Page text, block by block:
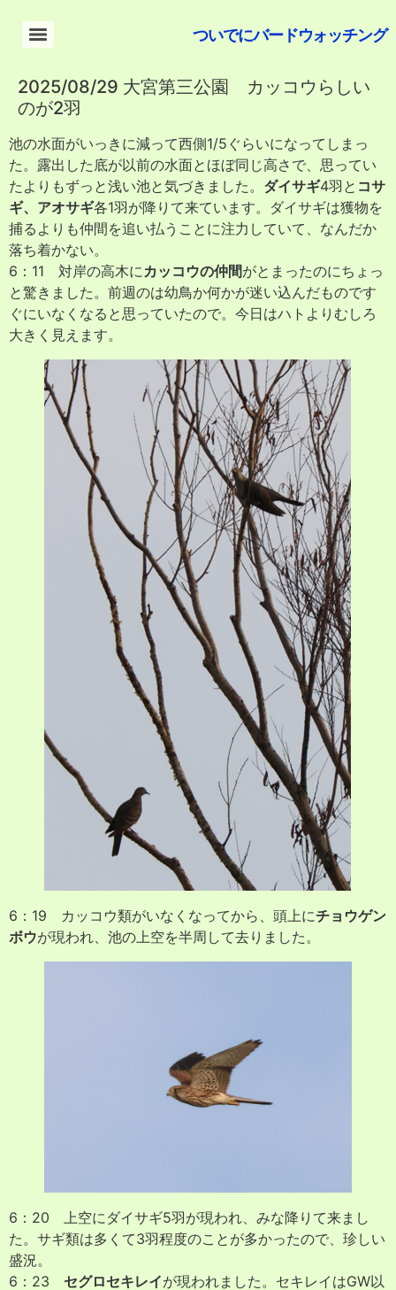
ついでにバードウォッチング
2025/08/29 大宮第三公園 カッコウらしい
のが2羽
池の水面がいっきに減って西側1/5ぐらいになってしまっ
た。露出した底が以前の水面とほぼ同じ高さで、思ってい
たよりもずっと浅い池と気づきました。 ダイサギ4羽と コサ
ギ、アオサギ各1羽が降りて来ています。ダイサギは獲物を
捕るよりも仲間を追い払うことに注力していて、なんだか
落ち着かない。
6：11 対岸の高木にカッコウの仲間がとまったのにちょっ
と驚きました。前週のは幼鳥か何かが迷い込んだものです
ぐにいなくなると思っていたので。今日はハトよりむしろ
大きく見えます。
6：19 カッコウ類がいなくなってから、頭上にチョウゲン
ボウが現われ、池の上空を半周して去りました。
6：20 上空にダイサギ5羽が現われ、みな降りて来まし
た。サギ類は多くて3羽程度のことが多かったので、珍しい
盛況。
6：23 セグロセキレイが現われました。セキレイはGW以